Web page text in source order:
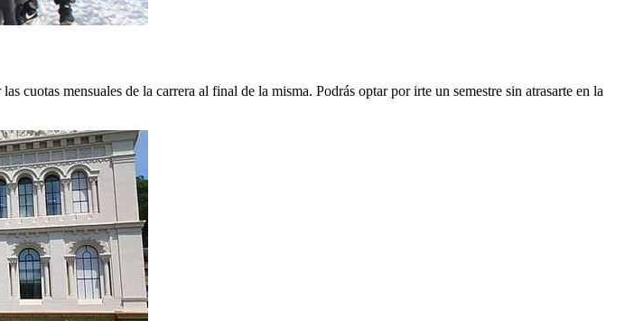
cuotas mensuales de la carrera al final de la misma. Podrás optar por irte un semestre sin atrasarte en la